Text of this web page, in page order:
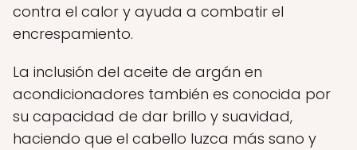
contra el calor y ayuda a combatir el
encrespamiento.
La inclusión del aceite de argán en
acondicionadores también es conocida por
su capacidad de dar brillo y suavidad,
haciendo que el cabello luzca más sano y